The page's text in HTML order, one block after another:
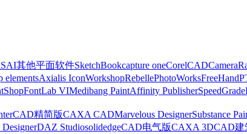
SAI其他平面软件SketchBookcapture oneCorelCAD
elementsAxialis IconWorkshopRebellePhotoWorksFreeHand
FontLab VIMedibang PaintAffinity PublisherSpeedGrade
CAD精简版CAXA CADMarvelous DesignerSubstance
DesignerDAZ StudiosolidedgeCAD电气版CAXA 3DCAD建